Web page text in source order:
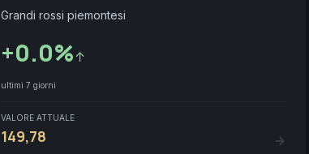
Grandi rossi piemontesi
+0.0%↑
ultimi 7 giorni
VALORE ATTUALE
149,78